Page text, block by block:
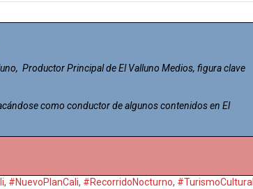
Productor Principal de El Valluno Medios, figura clave
como conductor de algunos contenidos en El
, #NuevoPlanCali, #RecorridoNocturno, #TurismoCultural